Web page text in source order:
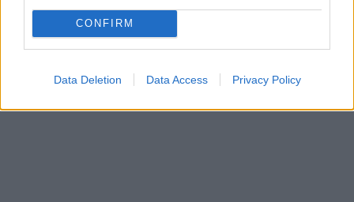
CONFIRM
Data Deletion Data Access Privacy Policy
REKLAMA